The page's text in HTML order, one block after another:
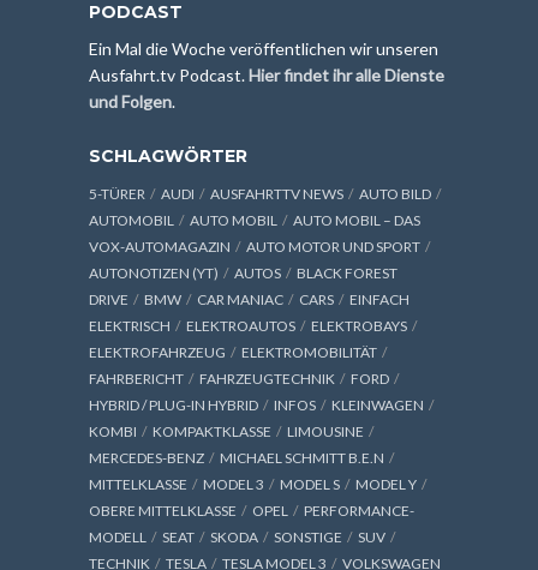
PODCAST
Ein Mal die Woche veröffentlichen wir unseren
Ausfahrt.tv Podcast.Hier findet ihr alle Dienste
und Folgen.
SCHLAGWÖRTER
5-TÜRER AUDI AUSFAHRTTV NEWS
AUTO BILD
AUTOMOBIL
AUTO MOBIL
AUTO MOBIL – DAS
VOX-AUTOMAGAZIN
AUTO MOTOR UND SPORT
AUTONOTIZEN (YT)
AUTOS
BLACK FOREST
DRIVE
BMW CAR MANIAC CARS
EINFACH
ELEKTRISCH
ELEKTROAUTOS
ELEKTROBAYS
ELEKTROFAHRZEUG
ELEKTROMOBILITÄT
FAHRBERICHT
FAHRZEUGTECHNIK
FORD
HYBRID / PLUG-IN HYBRID
INFOS
KLEINWAGEN
KOMBI
KOMPAKTKLASSE
LIMOUSINE
MERCEDES-BENZ
MICHAEL SCHMITT B.E.N
MITTELKLASSE
MODEL 3 MODEL S
MODEL Y
OBERE MITTELKLASSE
OPEL
PERFORMANCE-
MODELL
SEAT SKODA SONSTIGE
SUV
TECHNIK
TESLA TESLA MODEL 3 VOLKSWAGEN